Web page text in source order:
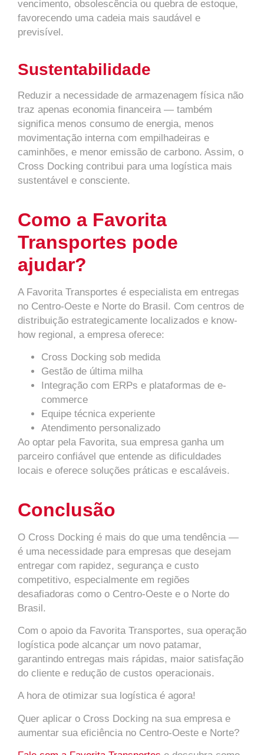
vencimento, obsolescência ou quebra de estoque,
favorecendo uma cadeia mais saudável e
previsível.
Sustentabilidade
Reduzir a necessidade de armazenagem física não
traz apenas economia financeira — também
significa menos consumo de energia, menos
movimentação interna com empilhadeiras e
caminhões, e menor emissão de carbono. Assim, o
Cross Docking contribui para uma logística mais
sustentável e consciente.
Como a Favorita
Transportes pode
ajudar?
A Favorita Transportes é especialista em entregas
no Centro-Oeste e Norte do Brasil. Com centros de
distribuição estrategicamente localizados e know-
how regional, a empresa oferece:
Cross Docking sob medida
Gestão de última milha
Integração com ERPs e plataformas de e-
commerce
Equipe técnica experiente
Atendimento personalizado
Ao optar pela Favorita, sua empresa ganha um
parceiro confiável que entende as dificuldades
locais e oferece soluções práticas e escaláveis.
Conclusão
O Cross Docking é mais do que uma tendência —
é uma necessidade para empresas que desejam
entregar com rapidez, segurança e custo
competitivo, especialmente em regiões
desafiadoras como o Centro-Oeste e o Norte do
Brasil.
Com o apoio da Favorita Transportes, sua operação
logística pode alcançar um novo patamar,
garantindo entregas mais rápidas, maior satisfação
do cliente e redução de custos operacionais.
A hora de otimizar sua logística é agora!
Quer aplicar o Cross Docking na sua empresa e
aumentar sua eficiência no Centro-Oeste e Norte?